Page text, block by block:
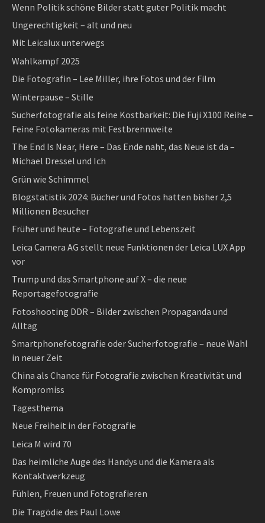
Wenn Politik schöne Bilder statt guter Politik macht
Ungerechtigkeit – alt und neu
Mit Leicalux unterwegs
Wahlkampf 2025
Die Fotografin – Lee Miller, ihre Fotos und der Film
Winterpause – Stille
Sucherfotografie als feine Kostbarkeit: Die Fuji X100 Reihe –
Feine Fotokameras mit Festbrennweite
The End Is Near, Here – Das Ende naht, das Neue ist da –
Michael Dressel und Ich
Grün wie Schimmel
Blogstatistik 2024: Bücher und Fotos hatten bisher 2,5
Millionen Besucher
Früher und heute – Fotografie und Lebenszeit
Leica Camera AG stellt neue Funktionen der Leica LUX App
vor
Trump und das Smartphone auf X – die neue
Reportagefotografie
Fotoshooting DDR – Bilder zwischen Propaganda und
Alltag
Smartphonefotografie oder Sucherfotografie – neue Wahl
in neuer Zeit
China als Chance für Fotografie zwischen Kreativität und
Kompromiss
Tagesthema
Neue Freiheit in der Fotografie
Leica M wird 70
Das heimliche Auge des Handys und die Kamera als
Kontaktwerkzeug
Fühlen, Freuen und Fotografieren
Die Tragödie des Paul Lowe